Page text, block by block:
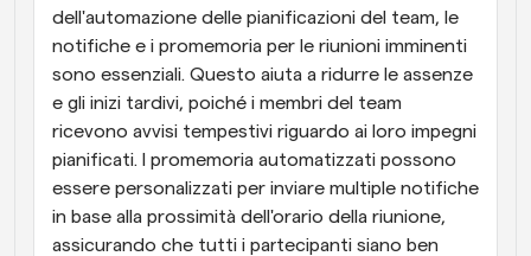
dell'automazione delle pianificazioni del team, le
notifiche e i promemoria per le riunioni imminenti
sono essenziali. Questo aiuta a ridurre le assenze
e gli inizi tardivi, poiché i membri del team
ricevono avvisi tempestivi riguardo ai loro impegni
pianificati. I promemoria automatizzati possono
essere personalizzati per inviare multiple notifiche
in base alla prossimità dell'orario della riunione,
assicurando che tutti i partecipanti siano ben